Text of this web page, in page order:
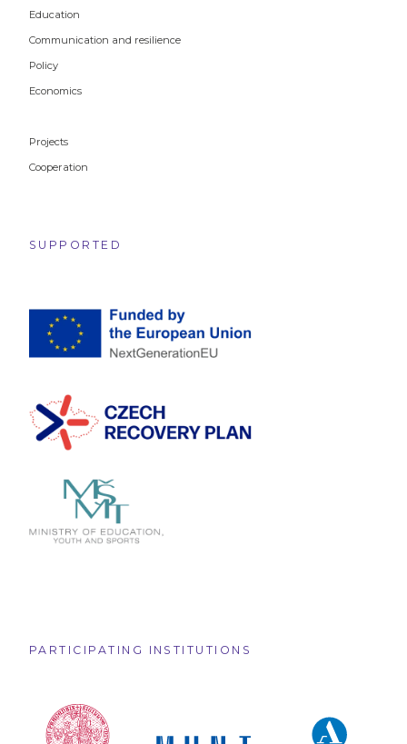
Education
Communication and resilience
Policy
Economics
Projects
Cooperation
SUPPORTED
PARTICIPATING INSTITUTIONS